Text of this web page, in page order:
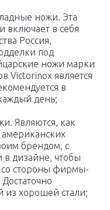
ножи. Эта
включает в себя
Россия,
под
ножи марки
Victorinox является
в
день;
Являются, как
брендом, с
дизайне, чтобы
со стороны фирмы-
из хорошей стали;